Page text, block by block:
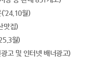
(`24.10월)
맛집)
월)
고 및 인터넷 배너광고)